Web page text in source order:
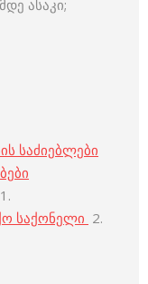
ასაკი;
საძიებლები
საქონელი 2.